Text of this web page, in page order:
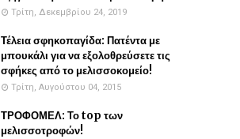
Τρίτη, Δεκεμβρίου 24, 2019
Τέλεια σφηκοπαγίδα: Πατέντα με
μπουκάλι για να εξολοθρεύσετε τις
σφήκες από το μελισσοκομείο!
Τρίτη, Αυγούστου 04, 2015
ΤΡΟΦΟΜΕΛ: Το top των
μελισσοτροφών!